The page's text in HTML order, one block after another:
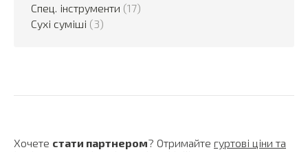
Спец. інструменти (17)
Сухі суміші (3)
Хочете стати партнером? Отримайте гуртові ціни та